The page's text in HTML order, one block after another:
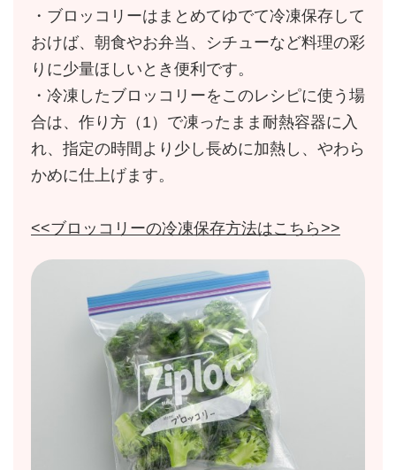
・ブロッコリーはまとめてゆでて冷凍保存して
おけば、朝食やお弁当、シチューなど料理の彩
りに少量ほしいとき便利です。
・冷凍したブロッコリーをこのレシピに使う場
合は、作り方（1）で凍ったまま耐熱容器に入
れ、指定の時間より少し長めに加熱し、やわら
かめに仕上げます。
<<ブロッコリーの冷凍保存方法はこちら>>